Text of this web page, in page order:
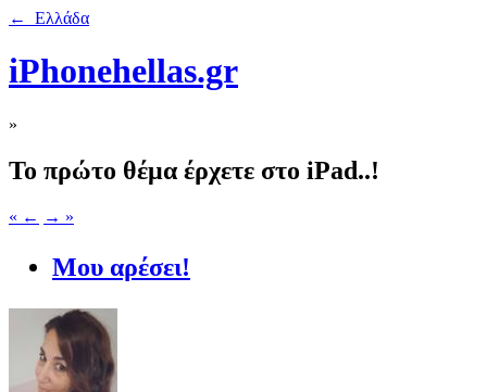
← Ελλάδα
iPhonehellas.gr
»
To πρώτο θέμα έρχετε στο iPad..!
« ← → »
Μου αρέσει!